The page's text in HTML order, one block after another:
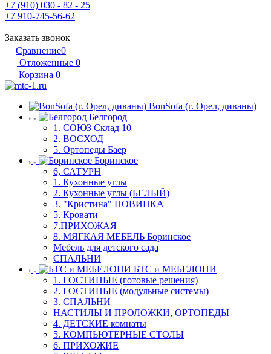
+7 (910) 030 - 82 - 25
+7 910-745-56-62
Заказать звонок
Сравнение0
Отложенные 0
Корзина 0
BonSofa (г. Орел, диваны)
Белгород
1. СОЮЗ Склад 10
2. ВОСХОД
5. Ортопеды Баер
Боринское
6, САТУРН
1. Кухонные углы
2. Кухонные углы (БЕЛЫЙ)
3. "Кристина" НОВИНКА
5. Кровати
7.ПРИХОЖАЯ
8. МЯГКАЯ МЕБЕЛЬ Боринское
Мебель для детского сада
СПАЛЬНИ
БТС и МЕБЕЛОНИ
1. ГОСТИНЫЕ (готовые решения)
2. ГОСТИНЫЕ (модульные системы)
3. СПАЛЬНИ
НАСТИЛЫ И ПРОЛОЖКИ, ОРТОПЕДЫ
4. ДЕТСКИЕ комнаты
5. КОМПЬЮТЕРНЫЕ СТОЛЫ
6. ПРИХОЖИЕ